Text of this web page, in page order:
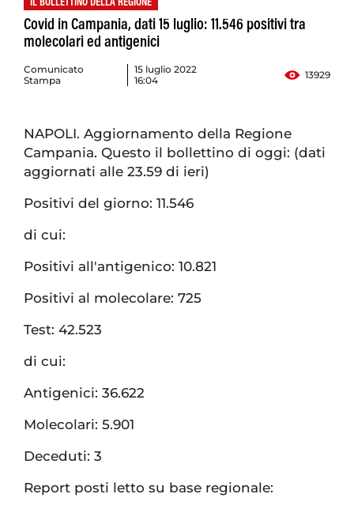
IL BOLLETTINO DELLA REGIONE
Covid in Campania, dati 15 luglio: 11.546 positivi tra
molecolari ed antigenici
Comunicato
Stampa
15 luglio 2022
16:04
13929
NAPOLI. Aggiornamento della Regione
Campania. Questo il bollettino di oggi: (dati
aggiornati alle 23.59 di ieri)
Positivi del giorno: 11.546
di cui:
Positivi all'antigenico: 10.821
Positivi al molecolare: 725
Test: 42.523
di cui:
Antigenici: 36.622
Molecolari: 5.901
Deceduti: 3
Report posti letto su base regionale: